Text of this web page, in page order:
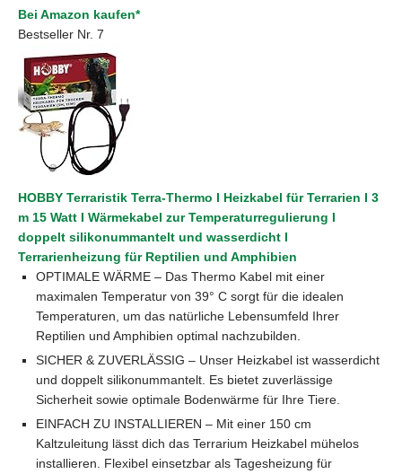
Bei Amazon kaufen*
Bestseller Nr. 7
HOBBY Terraristik Terra-Thermo I Heizkabel für Terrarien I 3
m 15 Watt I Wärmekabel zur Temperaturregulierung I
doppelt silikonummantelt und wasserdicht I
Terrarienheizung für Reptilien und Amphibien
OPTIMALE WÄRME – Das Thermo Kabel mit einer
maximalen Temperatur von 39° C sorgt für die idealen
Temperaturen, um das natürliche Lebensumfeld Ihrer
Reptilien und Amphibien optimal nachzubilden.
SICHER & ZUVERLÄSSIG – Unser Heizkabel ist wasserdicht
und doppelt silikonummantelt. Es bietet zuverlässige
Sicherheit sowie optimale Bodenwärme für Ihre Tiere.
EINFACH ZU INSTALLIEREN – Mit einer 150 cm
Kaltzuleitung lässt dich das Terrarium Heizkabel mühelos
installieren. Flexibel einsetzbar als Tagesheizung für